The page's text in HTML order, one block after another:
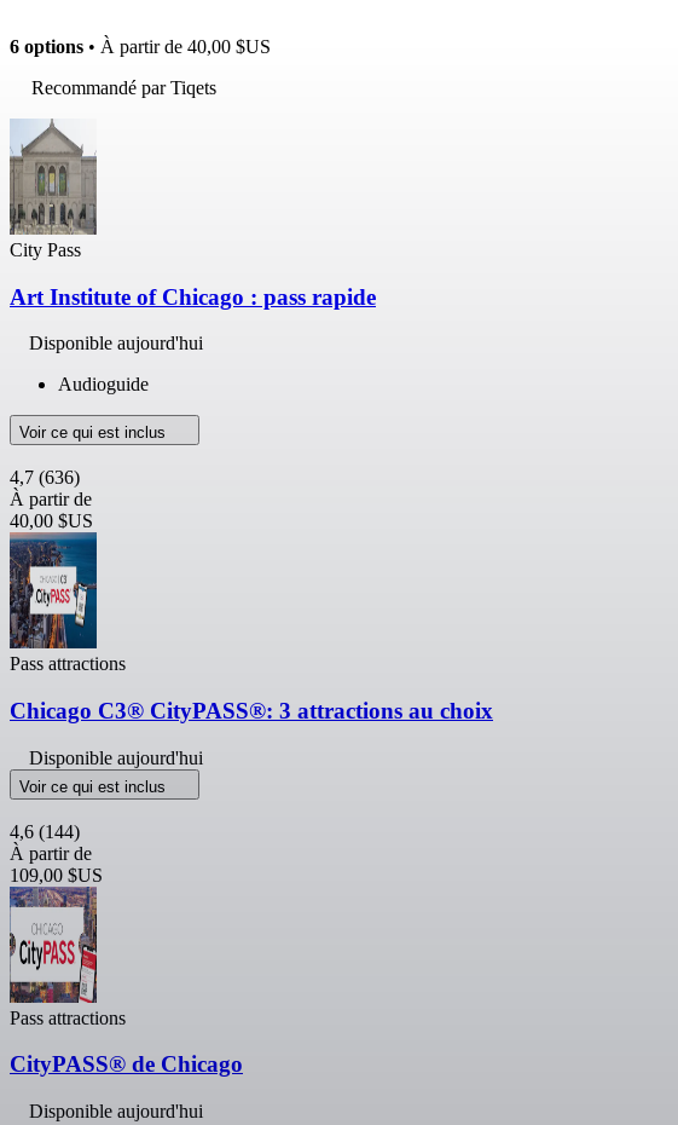
6 options • À partir de 40,00 $US
Recommandé par Tiqets
City Pass
Art Institute of Chicago : pass rapide
Disponible aujourd'hui
Audioguide
Voir ce qui est inclus
4,7 (636)
À partir de
40,00 $US
Pass attractions
Chicago C3® CityPASS®: 3 attractions au choix
Disponible aujourd'hui
Voir ce qui est inclus
4,6 (144)
À partir de
109,00 $US
Pass attractions
CityPASS® de Chicago
Disponible aujourd'hui